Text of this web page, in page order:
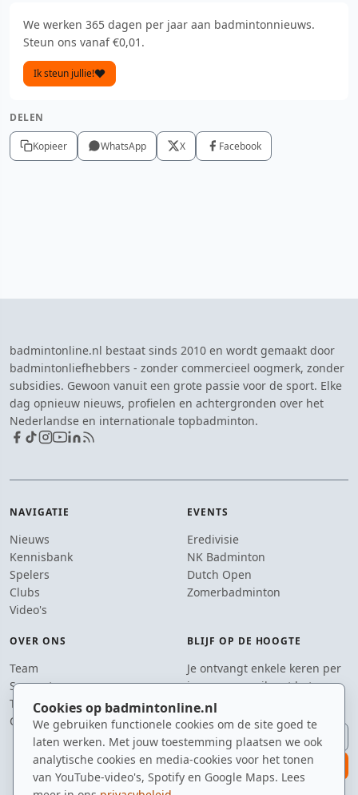
Cookies op badmintonline.nl
We gebruiken functionele cookies om de site goed te
laten werken. Met jouw toestemming plaatsen we ook
analytische cookies en media-cookies voor het tonen
van YouTube-video's, Spotify en Google Maps. Lees
We werken 365 dagen per jaar aan badmintonnieuws.
Steun ons vanaf €0,01.
Ik steun jullie!
DELEN
Kopieer WhatsApp X Facebook
badmintonline.nl bestaat sinds 2010 en wordt gemaakt door
badmintonliefhebbers - zonder commercieel oogmerk, zonder
subsidies. Gewoon vanuit een grote passie voor de sport. Elke
dag opnieuw nieuws, profielen en achtergronden over het
Nederlandse en internationale topbadminton.
NAVIGATIE
Nieuws
Kennisbank
Spelers
Clubs
Video's
EVENTS
Eredivisie
NK Badminton
Dutch Open
Zomerbadminton
OVER ONS
Team
Supporters
Tip de redactie
Contact
BLIJF OP DE HOOGTE
Je ontvangt enkele keren per
jaar een e-mail met het
laatste badmintonnieuws.
E-mailadres
aanmelden